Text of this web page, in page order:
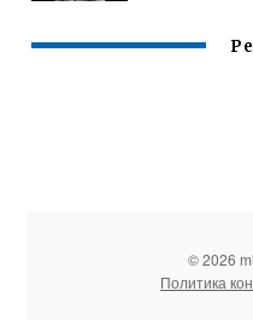
© 2026
Политика